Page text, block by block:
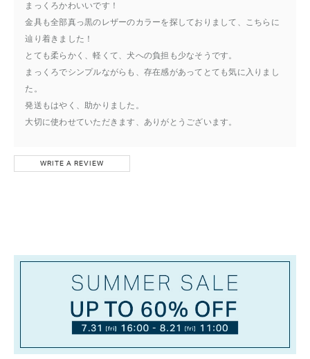
まっくろかわいいです！
金具も全部真っ黒のレザーのカラーを探しておりまして、こちらに
辿り着きました！
とても柔らかく、軽くて、犬への負担も少なそうです。
まっくろでシンプルながらも、存在感があってとても気に入りまし
た。
発送もはやく、助かりました。
大切に使わせていただきます、ありがとうございます。
WRITE A REVIEW